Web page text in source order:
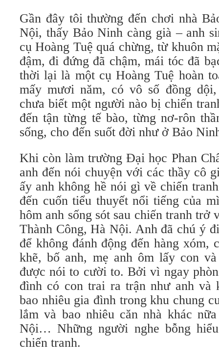
Gần đây tôi thường đến chơi nhà
Nội, thấy Bảo Ninh càng già – anh
cụ Hoàng Tuệ quá chừng, từ khuôn
đậm, đi đứng đã chậm, mái tóc đã
thời lại là một cụ Hoàng Tuệ hoàn
mấy mươi năm, có vô số đồng
chưa biết một người nào bị chiến
đến tận từng tế bào, từng nơ-rôn
sống, cho đến suốt đời như ở Bảo
Khi còn làm trường Đại học Phan
anh đến nói chuyện với các thầy cô
ấy anh không hề nói gì về chiến
đến cuốn tiểu thuyết nổi tiếng của
hôm anh sống sót sau chiến tranh trở
Thành Công, Hà Nội. Anh đã chú ý
để không đánh động đến hàng xóm,
khẽ, bố anh, mẹ anh ôm lấy con
được nói to cười to. Bởi vì ngay
đình có con trai ra trận như anh và
bao nhiêu gia đình trong khu chung
lắm và bao nhiêu căn nhà khác
Nội… Những người nghe bỗng
chiến tranh.